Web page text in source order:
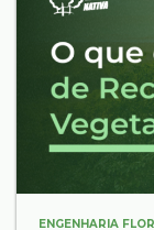
ENGENHARIA